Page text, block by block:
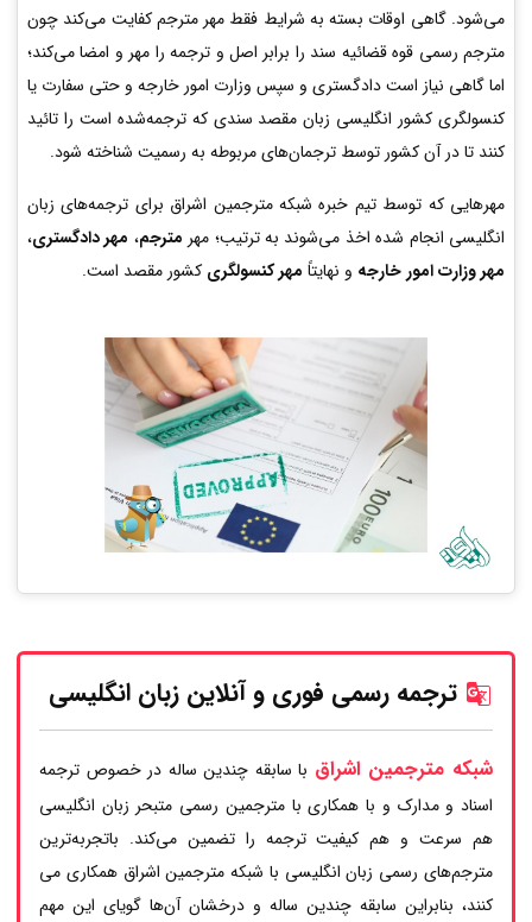
می‌شود. گاهی اوقات بسته به شرایط فقط مهر مترجم کفایت می‌کند چون
مترجم رسمی قوه قضائیه سند را برابر اصل و ترجمه را مهر و امضا می‌کند؛
اما گاهی نیاز است دادگستری و سپس وزارت امور خارجه و حتی سفارت یا
کنسولگری کشور انگلیسی زبان مقصد سندی که ترجمه‌شده است را تائید
کنند تا در آن کشور توسط ترجمان‌های مربوطه به رسمیت شناخته شود.
مهرهایی که توسط تیم خبره شبکه مترجمین اشراق برای ترجمه‌های زبان
انگلیسی انجام شده اخذ می‌شوند به ترتیب؛ مهر مترجم، مهر دادگستری،
مهر وزارت امور خارجه و نهایتاً مهر کنسولگری کشور مقصد است.
ترجمه رسمی فوری و آنلاین زبان انگلیسی
شبکه مترجمین اشراق با سابقه چندین ساله در خصوص ترجمه
اسناد و مدارک و با همکاری با مترجمین رسمی متبحر زبان انگلیسی
هم سرعت و هم کیفیت ترجمه را تضمین می‌کند. باتجربه‌ترین
مترجم‌های رسمی زبان انگلیسی با شبکه مترجمین اشراق همکاری می
کنند، بنابراین سابقه چندین ساله و درخشان آن‌ها گویای این مهم